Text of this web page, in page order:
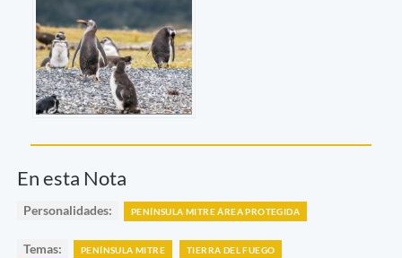
En esta Nota
Personalidades: PENÍNSULA MITRE ÁREA PROTEGIDA
Temas: PENÍNSULA MITRE TIERRA DEL FUEGO